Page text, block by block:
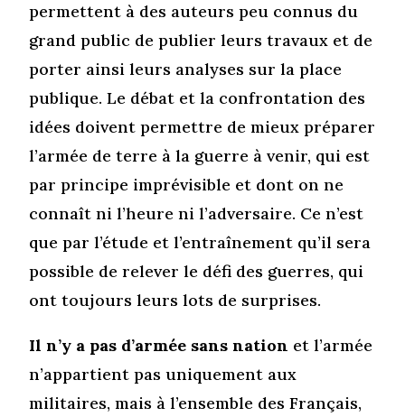
permettent à des auteurs peu connus du
grand public de publier leurs travaux et de
porter ainsi leurs analyses sur la place
publique. Le débat et la confrontation des
idées doivent permettre de mieux préparer
l’armée de terre à la guerre à venir, qui est
par principe imprévisible et dont on ne
connaît ni l’heure ni l’adversaire. Ce n’est
que par l’étude et l’entraînement qu’il sera
possible de relever le défi des guerres, qui
ont toujours leurs lots de surprises.
Il n’y a pas d’armée sans nation et l’armée
n’appartient pas uniquement aux
militaires, mais à l’ensemble des Français,